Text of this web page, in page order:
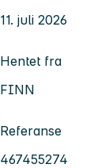
11. juli 2026
Hentet fra
FINN
Referanse
467455274